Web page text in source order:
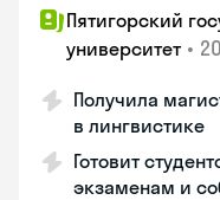
Пятигорский
университет •
Получила
в лингвистике
Готовит
экзаменам и